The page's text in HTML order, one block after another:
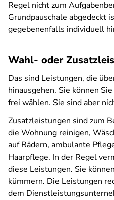
Regel nicht zum
Grundpauschale abgedeckt
gegebenenfalls individuell
Wahl- oder
Das sind Leistungen, die
hinausgehen. Sie können
frei wählen. Sie sind aber
Zusatzleistungen sind zum
die Wohnung reinigen,
auf Rädern, ambulante
Haarpflege. In der Regel
diese Leistungen. Sie
kümmern. Die Leistungen
dem